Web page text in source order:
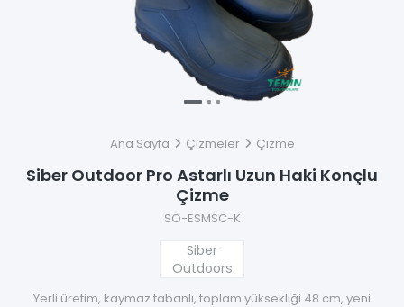
Ana Sayfa Çizmeler Çizme
Siber Outdoor Pro Astarlı Uzun Haki Konçlu
Çizme
SO-ESMSC-K
Siber
Outdoors
Yerli üretim, kaymaz tabanlı, toplam yüksekliği 48 cm, yeni